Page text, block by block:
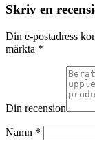
Skriv en
Din e-postadress
märkta *
Din recension
Namn *